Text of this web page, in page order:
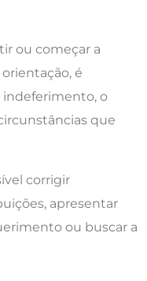
ou começar a
é
indeferimento, o
que
corrigir
apresentar
ou buscar a